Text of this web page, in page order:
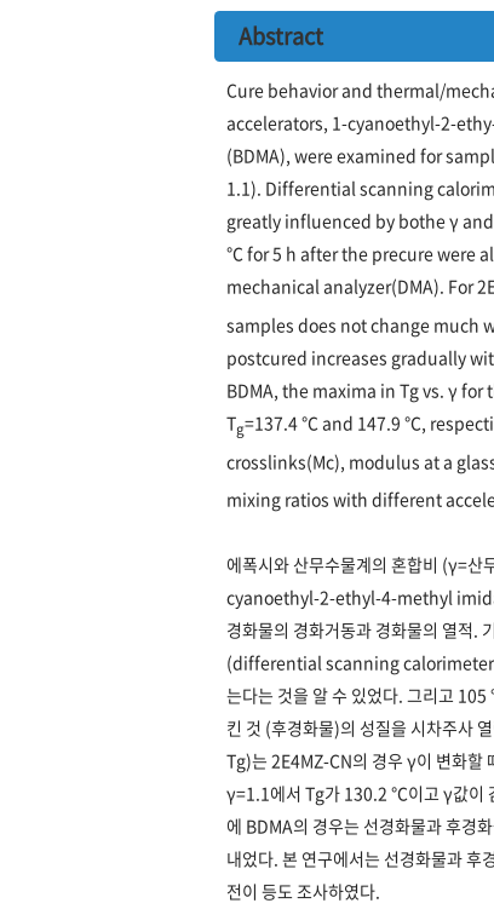
Abstract
Cure behavior and thermal/
accelerators, 1-cyanoethyl-2-
(BDMA), were examined for
1.1). Differential scanning
greatly influenced by bothe γ
℃ for 5 h after the precure were
mechanical analyzer(DMA). For
samples does not change much
postcured increases gradually
BDMA, the maxima in Tg vs. γ
Tg=137.4 ℃ and 147.9 ℃,
crosslinks(Mc), modulus at a
mixing ratios with different
에폭시와 산무수물계의 혼합비 (γ=
cyanoethyl-2-ethyl-4-methyl
경화물의 경화거동과 경화물의 열적.
(differential scanning calorimeter,
는다는 것을 알 수 있었다. 그리고
킨 것 (후경화물)의 성질을 시차주
Tg)는 2E4MZ-CN의 경우 γ이 변화
γ=1.1에서 Tg가 130.2 ℃이고 γ값이
에 BDMA의 경우는 선경화물과 후
내었다. 본 연구에서는 선경화물과
전이 등도 조사하였다.